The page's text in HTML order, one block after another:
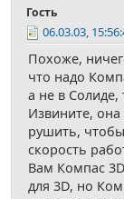
Гость
06.03.03,
Похоже,
что надо
а не в Солиде,
Извините,
рушить,
скорость
Вам Компас
для 3D, но